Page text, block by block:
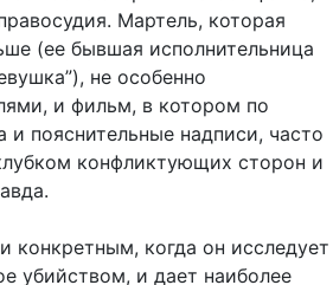
Мартель, которая
(ее бывшая исполнительница
не особенно
и фильм, в котором по
пояснительные надписи, часто
конфликтующих сторон и
конкретным, когда он исследует
убийством, и дает наиболее